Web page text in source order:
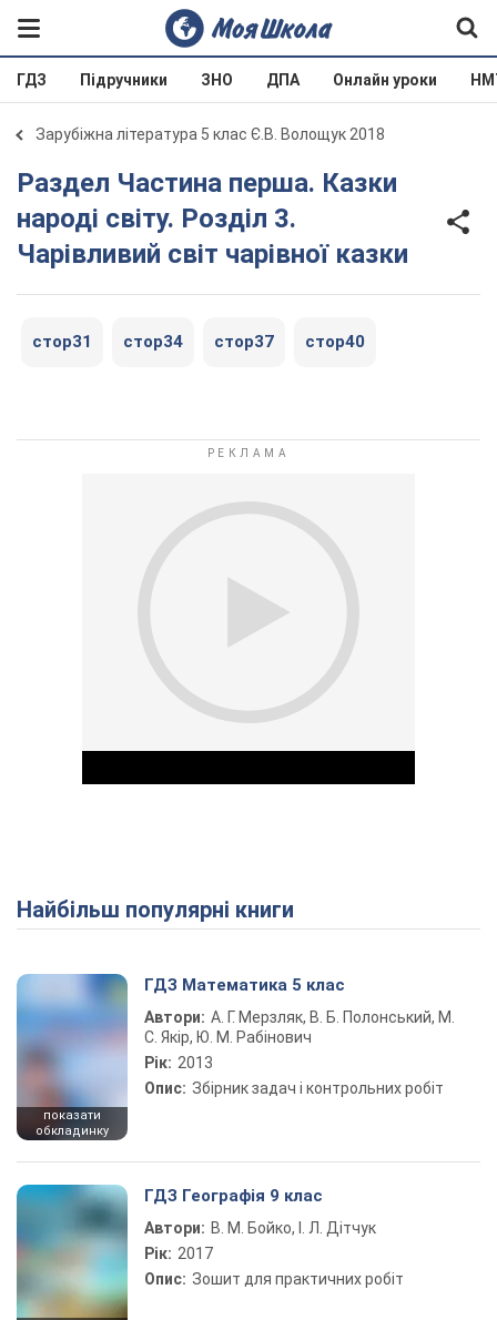
ГДЗ Підручники ЗНО ДПА Онлайн уроки
Зарубіжна література 5 клас Є.В. Волощук 2018
Раздел Частина перша. Казки
народі світу. Розділ 3.
Чарівливий світ чарівної казки
стор31 стор34 стор37 стор40
Play Video
Найбільш популярні книги
показати
обкладинку
ГДЗ Математика 5 клас
Автори: А. Г. Мерзляк, В. Б. Полонський, М.
С. Якір, Ю. М. Рабінович
Рік: 2013
Опис: Збірник задач і контрольних робіт
ГДЗ Географія 9 клас
Автори: В. М. Бойко, І. Л. Дітчук
Рік: 2017
Опис: Зошит для практичних робіт